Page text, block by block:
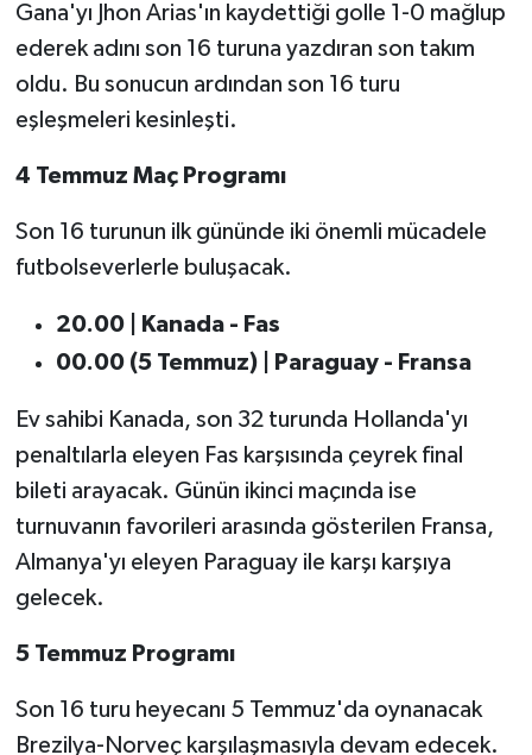
Gana'yı Jhon Arias'ın kaydettiği golle 1-0 mağlup
ederek adını son 16 turuna yazdıran son takım
oldu. Bu sonucun ardından son 16 turu
eşleşmeleri kesinleşti.
4 Temmuz Maç Programı
Son 16 turunun ilk gününde iki önemli mücadele
futbolseverlerle buluşacak.
20.00 | Kanada - Fas
00.00 (5 Temmuz) | Paraguay - Fransa
Ev sahibi Kanada, son 32 turunda Hollanda'yı
penaltılarla eleyen Fas karşısında çeyrek final
bileti arayacak. Günün ikinci maçında ise
turnuvanın favorileri arasında gösterilen Fransa,
Almanya'yı eleyen Paraguay ile karşı karşıya
gelecek.
5 Temmuz Programı
Son 16 turu heyecanı 5 Temmuz'da oynanacak
Brezilya-Norveç karşılaşmasıyla devam edecek.